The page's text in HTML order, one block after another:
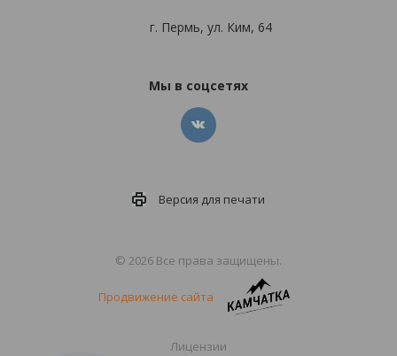
г. Пермь, ул. Ким, 64
Мы в соцсетях
Версия для печати
© 2026 Все права защищены.
Продвижение сайта
Лицензии